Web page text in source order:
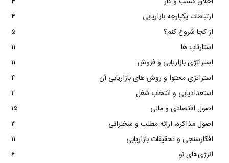
ارتباطات یکپارچه بازاریابی
۴
از کجا شروع کنم؟
۵
استارتاپ ها
۱۱
استراتژی بازاریابی و فروش
۱۱
استراتژی محتوا و روش های بازاریابی آن
۴
استعدادیابی و انتخاب شغل
۲
اصول اقتصادی و مالی
۱۵
اصول مذاکره، ارائه مطلب و سخنرانی
۳
افکارسنجی و تحقیقات بازاریابی
۱۱
انرژی‌های نو
۶